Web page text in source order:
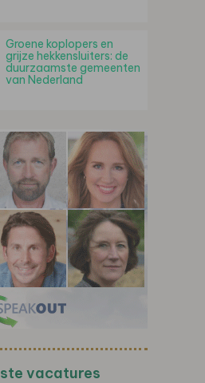
Groene koplopers en
grijze hekkensluiters: de
duurzaamste gemeenten
van Nederland
vacatures